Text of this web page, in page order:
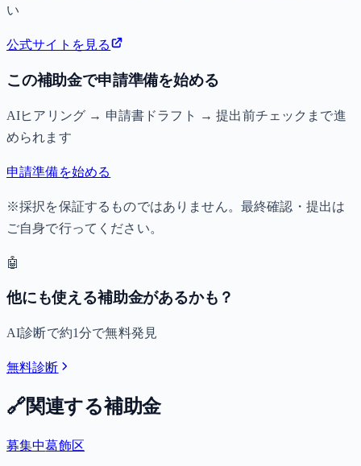
い
公式サイトを見る
この補助金で申請準備を始める
AIヒアリング → 申請書ドラフト → 提出前チェックまで進
められます
申請準備を始める
※採択を保証するものではありません。最終確認・提出は
ご自身で行ってください。
🤖
他にも使える補助金があるかも？
AI診断で約1分で無料発見
無料診断
🔗関連する補助金
募集中葛飾区